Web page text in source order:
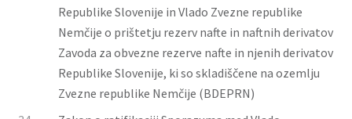
Republike Slovenije in Vlado Zvezne republike
Nemčije o prištetju rezerv nafte in naftnih derivatov
Zavoda za obvezne rezerve nafte in njenih derivatov
Republike Slovenije, ki so skladiščene na ozemlju
Zvezne republike Nemčije (BDEPRN)